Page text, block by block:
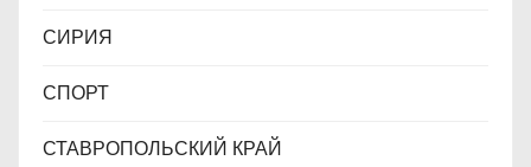
СИРИЯ
СПОРТ
СТАВРОПОЛЬСКИЙ КРАЙ